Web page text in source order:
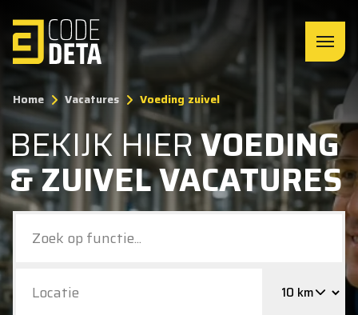
Home Vacatures Voeding zuivel
BEKIJK HIERVOEDING
& ZUIVEL VACATURES